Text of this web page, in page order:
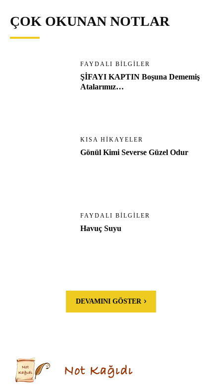
ÇOK OKUNAN NOTLAR
FAYDALI BILGILER
ŞİFAYI KAPTIN Boşuna Dememiş
Atalarımız…
KISA HIKAYELER
Gönül Kimi Severse Güzel Odur
FAYDALI BILGILER
Havuç Suyu
DEVAMINI GÖSTER